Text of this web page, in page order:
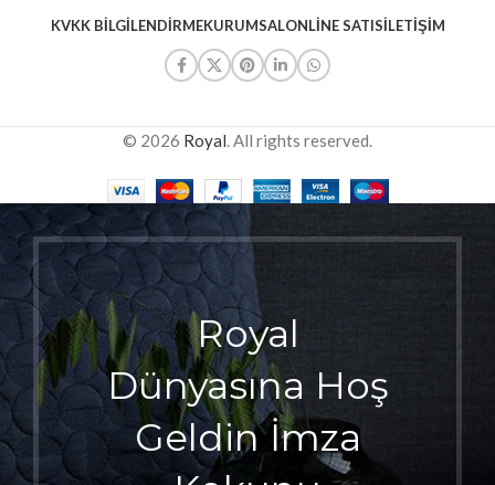
KVKK BILGILENDIRMEKURUMSALONLINE SATISİLETIŞIM
© 2026 Royal. All rights reserved.
Royal
Dünyasına Hoş
Geldin İmza